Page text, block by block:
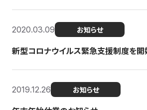
2020.03.09 お知らせ
新型コロナウイルス緊急支援制度を開
2019.12.26 お知らせ